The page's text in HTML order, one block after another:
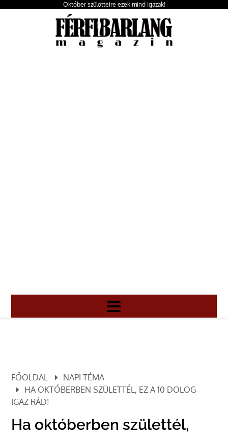
Október szülötteire ezek mind igazak!
FŐOLDAL
NAPI TÉMA
HA OKTÓBERBEN SZÜLETTÉL, EZ A 10 DOLOG
IGAZ RÁD!
Ha októberben születtél,